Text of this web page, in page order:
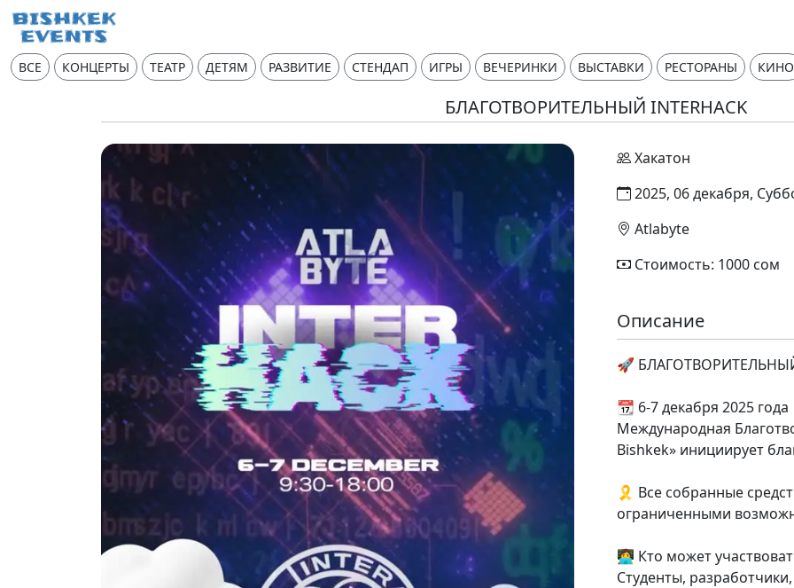
ВСЕ КОНЦЕРТЫ ТЕАТР ДЕТЯМ РАЗВИТИЕ СТЕНДАП ИГРЫ ВЕЧЕРИНКИ ВЫСТАВКИ РЕСТОРАНЫ КИНО
БЛАГОТВОРИТЕЛЬНЫЙ INTERHACK
Хакатон
2025, 06 декабря,
Atlabyte
Стоимость: 1000 сом
Описание
🚀 БЛАГОТВОРИТЕЛЬНЫЙ
📆 6-7 декабря 2025 года
Международная
Bishkek» инициирует
🎗 Все собранные
ограниченными
👩‍💻 Кто может
Студенты,